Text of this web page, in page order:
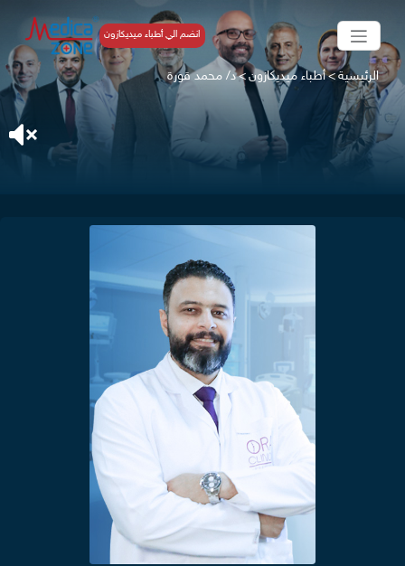
انضم الي أطباء ميديكازون
الرئيسية>أطباء ميديكازون>د/ محمد قورة